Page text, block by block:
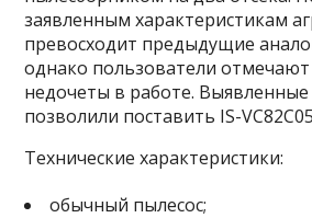
заявленным характеристикам
превосходит предыдущие
однако пользователи
недочеты в работе. Выявленные
позволили поставить IS-
Технические характеристики:
обычный пылесос;